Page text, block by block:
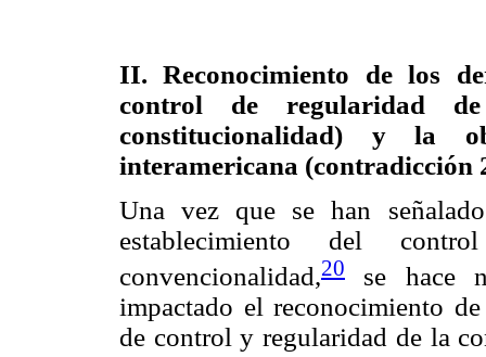
II. Reconocimiento de los
control de regularidad
constitucionalidad) y la
interamericana (contradicción
Una vez que se han
establecimiento del
convencionalidad,20
se hace
impactado el reconocimiento
de control y regularidad de la